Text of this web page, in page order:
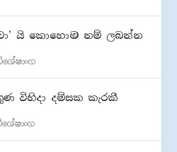
යි කොහොම නම් ලබන්න
විහිදා දම්සක කැරකී